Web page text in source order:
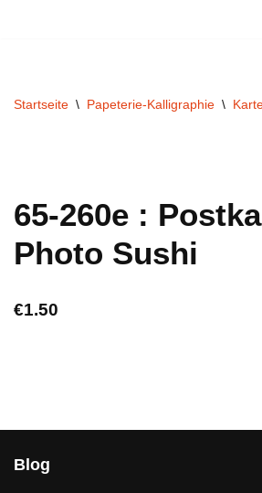
Startseite \ Papeterie-Kalligraphie \
65-260e :
Photo Sushi
€1.50
Blog